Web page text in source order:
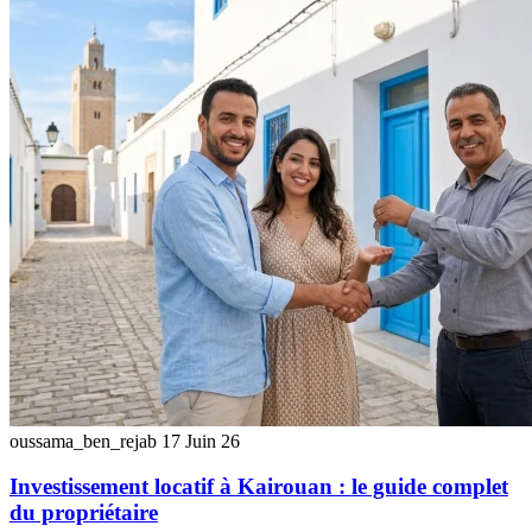
oussama_ben_rejab 17 Juin 26
Investissement locatif à Kairouan : le guide complet
du propriétaire